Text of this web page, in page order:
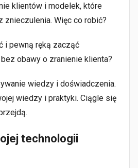
klientów i modelek, które
znieczulenia. Więc co robić?
i pewną ręką zacząć
obawy o zranienie klienta?
wiedzy i doświadczenia.
wiedzy i praktyki. Ciągle się
technologii